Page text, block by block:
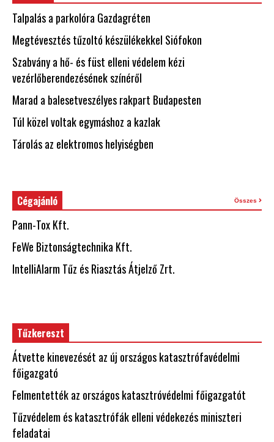
Talpalás a parkolóra Gazdagréten
Megtévesztés tűzoltó készülékekkel Siófokon
Szabvány a hő- és füst elleni védelem kézi
vezérlőberendezésének színéről
Marad a balesetveszélyes rakpart Budapesten
Túl közel voltak egymáshoz a kazlak
Tárolás az elektromos helyiségben
Cégajánló Összes
Pann-Tox Kft.
FeWe Biztonságtechnika Kft.
IntelliAlarm Tűz és Riasztás Átjelző Zrt.
Tűzkereszt
Átvette kinevezését az új országos katasztrófavédelmi
főigazgató
Felmentették az országos katasztróvédelmi főigazgatót
Tűzvédelem és katasztrófák elleni védekezés miniszteri
feladatai